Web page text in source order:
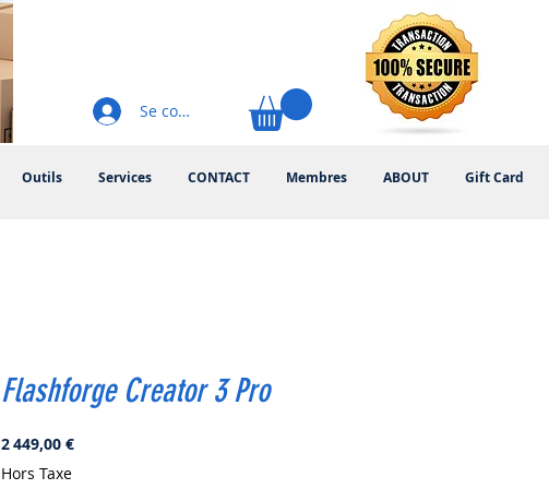
Outils Services CONTACT Membres ABOUT Gift Card
Se connecter
Flashforge Creator 3 Pro
2 449,00 €Prix
Hors Taxe